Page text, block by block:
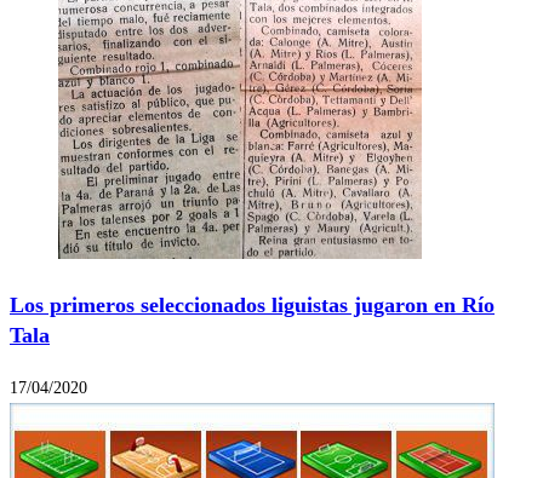
Los primeros seleccionados liguistas jugaron en Río
Tala
17/04/2020